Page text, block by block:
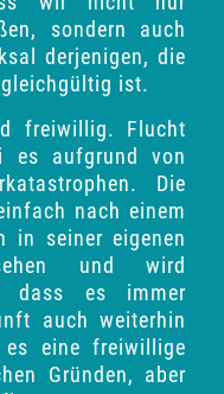
sondern auch
derjenigen, die
ist.
freiwillig. Flucht
es aufgrund von
Die
nach einem
in seiner eigenen
und wird
dass es immer
auch weiterhin
eine freiwillige
Gründen, aber